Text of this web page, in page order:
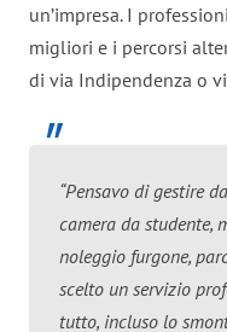
un’impresa. I
migliori e i percorsi
di via Indipendenza o
“Pensavo di gestire
camera da studente,
noleggio furgone,
scelto un servizio
tutto, incluso lo